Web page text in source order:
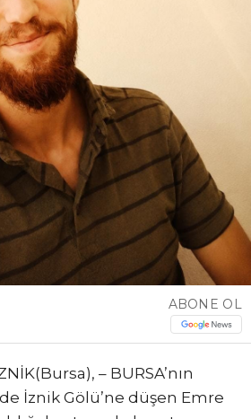
ABONE OL
– BURSA’nın
İznik Gölü’ne düşen Emre